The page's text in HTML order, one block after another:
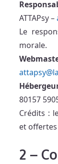
ATTAPsy –
Le
morale.
80157
Crédits :
et
2 –